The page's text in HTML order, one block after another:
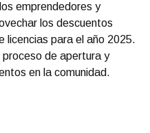
emprendedores y
los descuentos
licencias para el año 2025.
de apertura y
en la comunidad.